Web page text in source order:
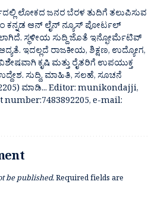
ಲೋಕದ ಜನರ ಬೆರಳ ತುದಿಗೆ ತಲುಪಿಸುವ
ಕನ್ನಡ ಆನ್ ಲೈನ್ ನ್ಯೂಸ್ ಪೋರ್ಟಲ್
ಸ್ಥಳೀಯ ಸುದ್ದಿ ಜೊತೆ ಇನ್ಫೋರ್ಮೆಟಿವ್
ಇದಲ್ಲದೆ ರಾಜಕೀಯ, ಶಿಕ್ಷಣ, ಉದ್ಯೋಗ,
ಕೃಷಿ ಮತ್ತು ರೈತರಿಗೆ ಉಪಯುಕ್ತ
ಸುದ್ದಿ, ಮಾಹಿತಿ, ಸಲಹೆ, ಸೂಚನೆ
ಮಾಡಿ... Editor: munikondajji,
e-mail:
be published.Required fields are